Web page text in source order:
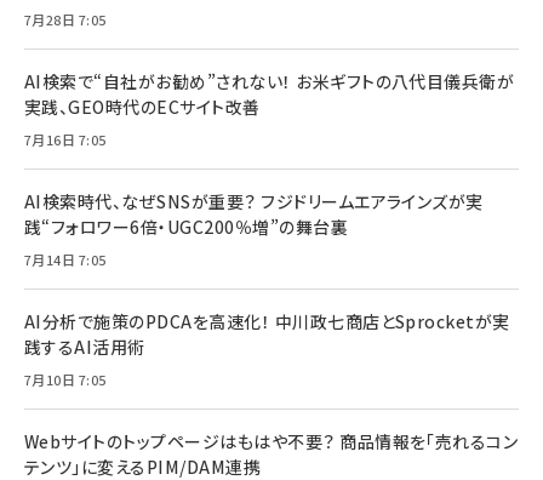
7月28日 7:05
AI検索で“自社がお勧め”されない！ お米ギフトの八代目儀兵衛が
実践、GEO時代のECサイト改善
7月16日 7:05
AI検索時代、なぜSNSが重要？ フジドリームエアラインズが実
践“フォロワー6倍・UGC200％増”の舞台裏
7月14日 7:05
AI分析で施策のPDCAを高速化！ 中川政七商店とSprocketが実
践するAI活用術
7月10日 7:05
Webサイトのトップページはもはや不要？ 商品情報を「売れるコン
テンツ」に変えるPIM/DAM連携